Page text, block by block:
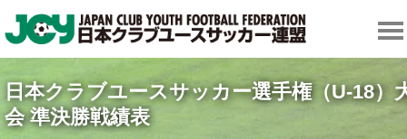
日本クラブユースサッカー選手権（U-18）
会 準決勝戦績表